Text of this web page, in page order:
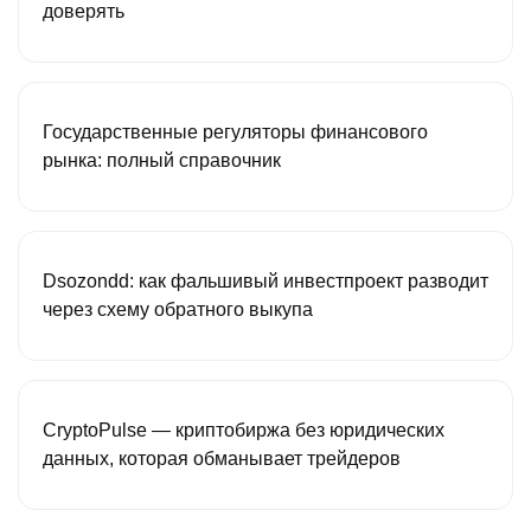
доверять
Государственные регуляторы финансового
рынка: полный справочник
Dsozondd: как фальшивый инвестпроект разводит
через схему обратного выкупа
CryptoPulse — криптобиржа без юридических
данных, которая обманывает трейдеров